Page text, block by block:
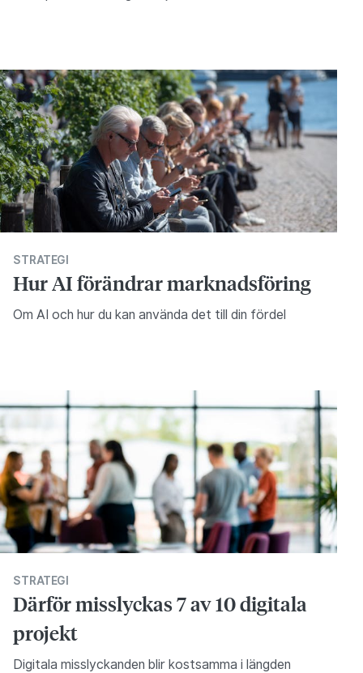
STRATEGI
Hur AI förändrar marknadsföring
Om AI och hur du kan använda det till din fördel
STRATEGI
Därför misslyckas 7 av 10 digitala
projekt
Digitala misslyckanden blir kostsamma i längden